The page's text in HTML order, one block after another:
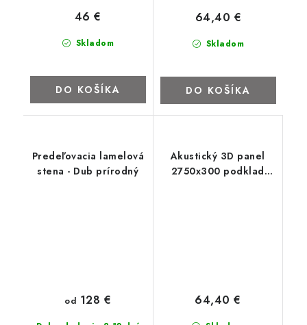
Skladom
46 €
DO KOŠÍKA
Skladom
64,40 €
DO KOŠÍKA
Predeľovacia lamelová
stena - Dub prírodný
od 128 €
Akustický 3D panel
2750x300 podklad
64,40 €